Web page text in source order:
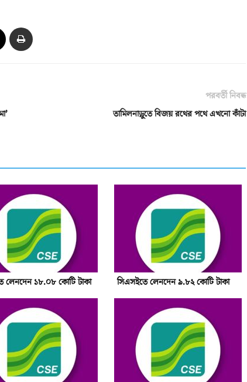
পরবর্তী নিবন্ধ
তামিলনাড়ুতে বিজয় রথের পথে এখনো কাঁটা
লেনদেন ১৮.০৮ কোটি টাকা সিএসইতে লেনদেন ৯.৮২ কোটি টাকা